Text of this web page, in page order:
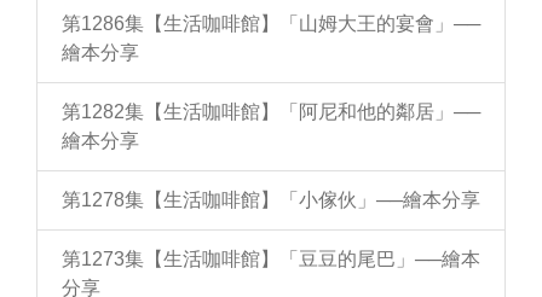
第1286集【生活咖啡館】「山姆大王的宴會」──
繪本分享
第1282集【生活咖啡館】「阿尼和他的鄰居」──
繪本分享
第1278集【生活咖啡館】「小傢伙」──繪本分享
第1273集【生活咖啡館】「豆豆的尾巴」──繪本
分享